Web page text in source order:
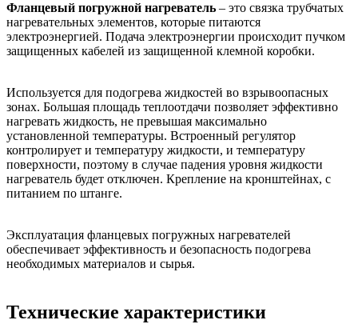
Фланцевый погружной нагреватель – это связка трубчатых
нагревательных элементов, которые питаются
электроэнергией. Подача электроэнергии происходит пучком
защищенных кабелей из защищенной клемной коробки.
Используется для подогрева жидкостей во взрывоопасных
зонах. Большая площадь теплоотдачи позволяет эффективно
нагревать жидкость, не превышая максимально
установленной температуры. Встроенный регулятор
контролирует и температуру жидкости, и температуру
поверхности, поэтому в случае падения уровня жидкости
нагреватель будет отключен. Крепление на кронштейнах, с
питанием по штанге.
Эксплуатация фланцевых погружных нагревателей
обеспечивает эффективность и безопасность подогрева
необходимых материалов и сырья.
Технические характеристики